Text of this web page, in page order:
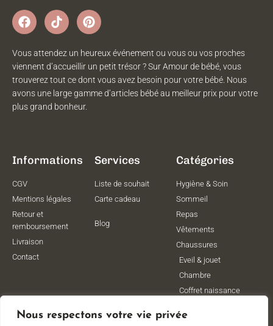
Nous respectons votre vie privée
Vous attendez un heureux événement ou vous ou vos proches
viennent d’accueillir un petit trésor ? Sur Amour de bébé, vous
trouverez tout ce dont vous avez besoin pour votre bébé. Nous
avons une large gamme d’articles bébé au meilleur prix pour votre
plus grand bonheur.
Informations
CGV
Mentions légales
Retour et
remboursement
Livraison
Contact
Services
Liste de souhait
Carte cadeau
Blog
Catégories
Hygiène & Soin
Sommeil
Repas
Vêtements
Chaussures
Eveil & jouet
Chambre
Coffret naissance
Vêtements de